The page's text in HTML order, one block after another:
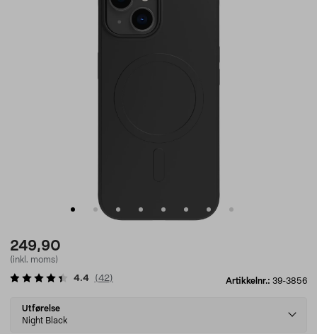
249,90
(inkl. moms)
Artikkelnr.: 39-3856
4.4 (42)
Select
variant
Utførelse
Night Black